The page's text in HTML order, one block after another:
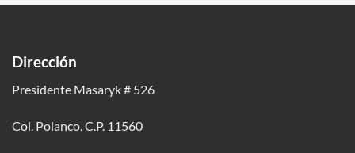
Dirección
Presidente Masaryk # 526
Col. Polanco. C.P. 11560